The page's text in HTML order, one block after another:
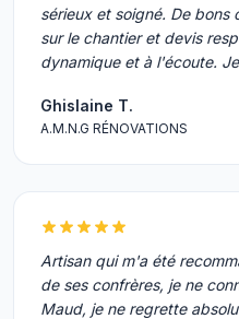
sérieux et soigné. De bons
sur le chantier et devis
dynamique et à l'écoute.
Ghislaine T.
A.M.N.G RÉNOVATIONS
Artisan qui m'a été
de ses confrères, je ne
Maud, je ne regrette